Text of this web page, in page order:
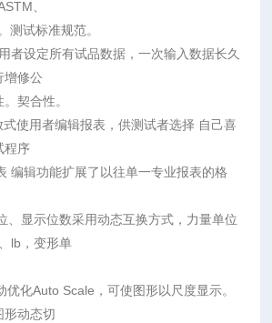
、
测试标准规范。
者设定所有试品数据，一次输入数据长久
增修公
契合性。
使用者编辑报表，供测试者选择 自己喜
程序
编辑功能扩展了以往单一专业报表的格
、显示位数采用动态互换方式，力量单位
lb，变形单
优化Auto Scale，可使图形以尺度显示。
形动态切